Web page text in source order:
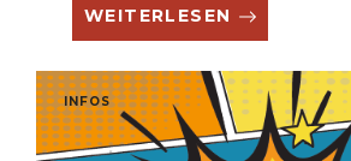
WEITERLESEN
INFOS